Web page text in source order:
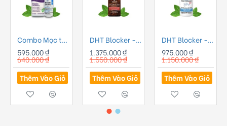
Combo Mọc tóc Minoxidil 2% Bailleul Pháp - 01
595.000 ₫
640.000 ₫
Thêm Vào Giỏ
DHT Blocker - Viên uống chống rụng tóc Advanced Trichology DHT Blocker
1.375.000 ₫
1.550.000 ₫
Thêm Vào Giỏ
DHT Blocker - Viên Uống Hỗ Trợ Mọc Tóc HairOmega DHT 43 Thành Phần Giúp Tóc Khỏe Mạnh
975.000 ₫
1.150.000 ₫
Thêm Vào Giỏ